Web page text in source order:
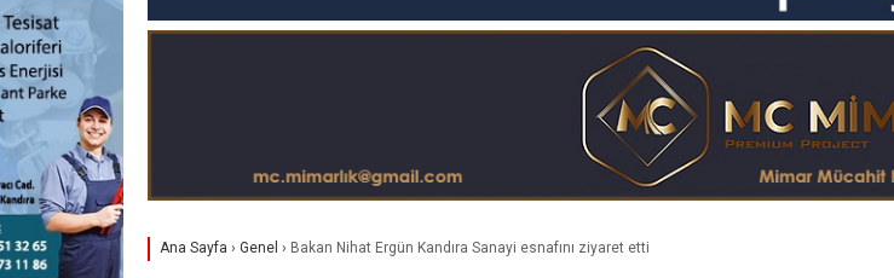
Ana Sayfa › Genel › Bakan Nihat Ergün Kandıra Sanayi esnafını ziyaret etti